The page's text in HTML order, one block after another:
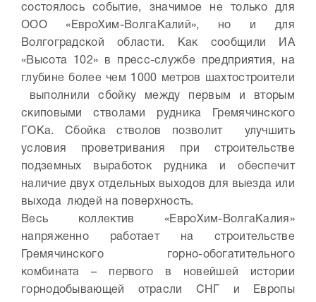
состоялось событие, значимое не только для
ООО «ЕвроХим-ВолгаКалий», но и для
Волгоградской области. Как сообщили ИА
«Высота 102» в пресс-службе предприятия, на
глубине более чем 1000 метров шахтостроители
выполнили сбойку между первым и вторым
скиповыми стволами рудника Гремячинского
ГОКа. Сбойка стволов позволит улучшить
условия проветривания при строительстве
подземных выработок рудника и обеспечит
наличие двух отдельных выходов для выезда или
выхода людей на поверхность.
Весь коллектив «ЕвроХим-ВолгаКалия»
напряженно работает на строительстве
Гремячинского горно-обогатительного
комбината – первого в новейшей истории
горнодобывающей отрасли СНГ и Европы